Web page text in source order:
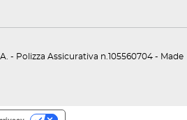
- Polizza Assicurativa n.105560704 - Made